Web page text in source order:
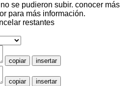
se pudieron subir. conocer más
para más información.
restantes
copiar insertar
copiar insertar